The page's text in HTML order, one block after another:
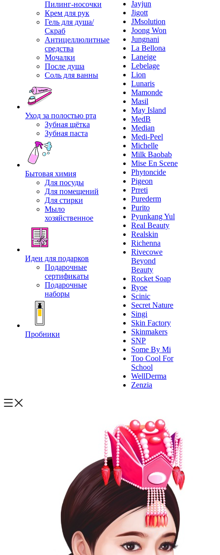
Пилинг-носочки
Крем для рук
Гель для душа/
Скраб
Антицеллюлитные
средства
Мочалки
После душа
Соль для ванны
Уход за полостью рта
Зубная щётка
Зубная паста
Бытовая химия
Для посуды
Для помещений
Для стирки
Мыло
хозяйственное
Идеи для подарков
Подарочные
сертификаты
Подарочные
наборы
Пробники
Jayjun
Jigott
JMsolution
Joong Won
Jungnani
La Bellona
Laneige
Lebelage
Lion
Lunaris
Mamonde
Masil
May Island
MedB
Median
Medi-Peel
Michelle
Milk Baobab
Mise En Scene
Phytoncide
Pigeon
Prreti
Purederm
Purito
Pyunkang Yul
Real Beauty
Realskin
Richenna
Rivecowe
Beyond
Beauty
Rocket Soap
Ryoe
Scinic
Secret Nature
Singi
Skin Factory
Skinmakers
SNP
Some By Mi
Too Cool For
School
WellDerma
Zenzia